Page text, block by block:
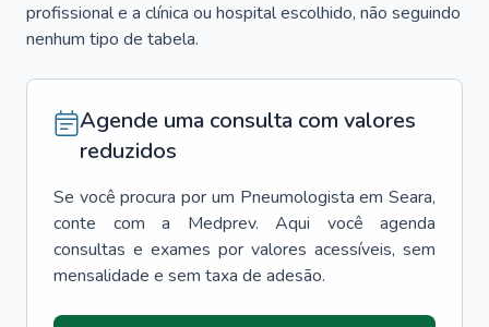
profissional e a clínica ou hospital escolhido, não seguindo
nenhum tipo de tabela.
Agende uma consulta com valores
reduzidos
Se você procura por um Pneumologista em Seara,
conte com a Medprev. Aqui você agenda
consultas e exames por valores acessíveis, sem
mensalidade e sem taxa de adesão.